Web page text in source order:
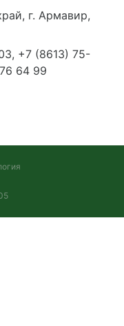
г. Армавир,
+7 (8613) 75-
64 99